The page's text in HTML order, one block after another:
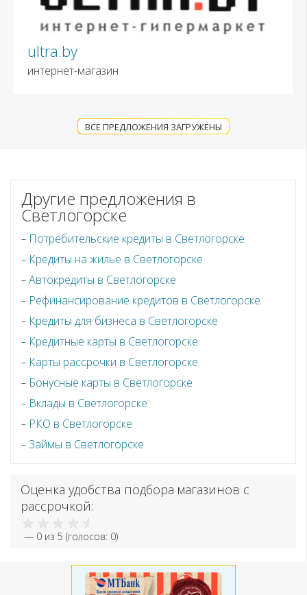
ultra.by
интернет-магазин
ВСЕ ПРЕДЛОЖЕНИЯ ЗАГРУЖЕНЫ
Другие предложения в
Светлогорске
Потребительские кредиты в Светлогорске
Кредиты на жилье в Светлогорске
Автокредиты в Светлогорске
Рефинансирование кредитов в Светлогорске
Кредиты для бизнеса в Светлогорске
Кредитные карты в Светлогорске
Карты рассрочки в Светлогорске
Бонусные карты в Светлогорске
Вклады в Светлогорске
РКО в Светлогорске
Займы в Светлогорске
Оценка удобства подбора магазинов с
рассрочкой:
— 0 из 5 (голосов: 0)